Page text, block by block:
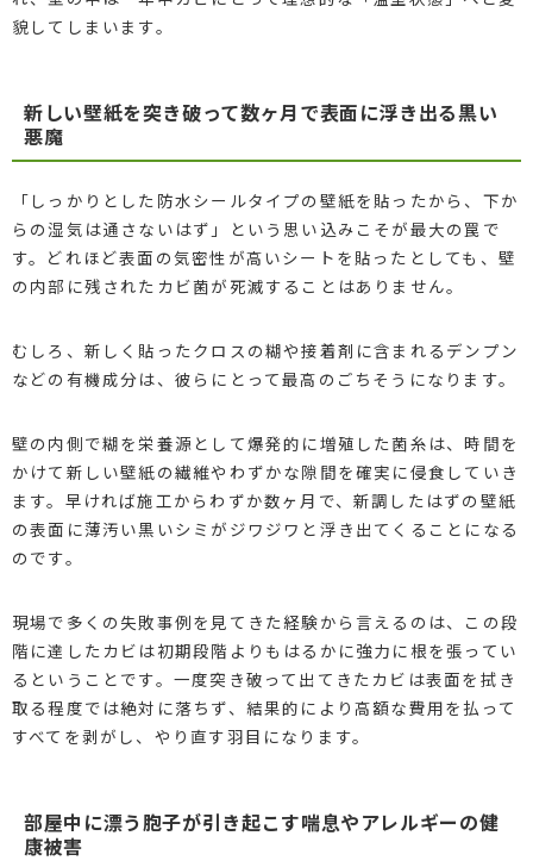
貌してしまいます。
新しい壁紙を突き破って数ヶ月で表面に浮き出る黒い
悪魔
「しっかりとした防水シールタイプの壁紙を貼ったから、下か
らの湿気は通さないはず」という思い込みこそが最大の罠で
す。どれほど表面の気密性が高いシートを貼ったとしても、壁
の内部に残されたカビ菌が死滅することはありません。
むしろ、新しく貼ったクロスの糊や接着剤に含まれるデンプン
などの有機成分は、彼らにとって最高のごちそうになります。
壁の内側で糊を栄養源として爆発的に増殖した菌糸は、時間を
かけて新しい壁紙の繊維やわずかな隙間を確実に侵食していき
ます。早ければ施工からわずか数ヶ月で、新調したはずの壁紙
の表面に薄汚い黒いシミがジワジワと浮き出てくることになる
のです。
現場で多くの失敗事例を見てきた経験から言えるのは、この段
階に達したカビは初期段階よりもはるかに強力に根を張ってい
るということです。一度突き破って出てきたカビは表面を拭き
取る程度では絶対に落ちず、結果的により高額な費用を払って
すべてを剥がし、やり直す羽目になります。
部屋中に漂う胞子が引き起こす喘息やアレルギーの健
康被害